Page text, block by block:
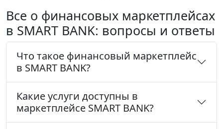
Все о финансовых маркетплейсах
в SMART BANK: вопросы и ответы
Что такое финансовый маркетплейс
в SMART BANK?
Какие услуги доступны в
маркетплейсе SMART BANK?